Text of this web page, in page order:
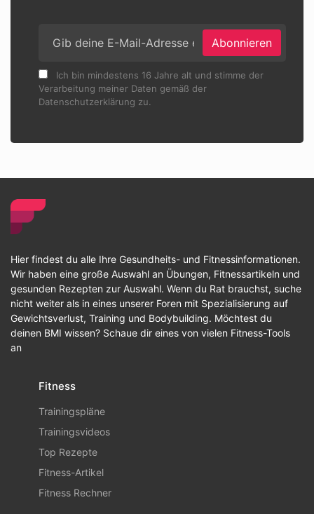
Abonnieren
Ich bin mindestens 16 Jahre alt und stimme der
Verarbeitung meiner Daten gemäß der
Datenschutzerklärung zu.
Hier findest du alle Ihre Gesundheits- und Fitnessinformationen.
Wir haben eine große Auswahl an Übungen, Fitnessartikeln und
gesunden Rezepten zur Auswahl. Wenn du Rat brauchst, suche
nicht weiter als in eines unserer Foren mit Spezialisierung auf
Gewichtsverlust, Training und Bodybuilding. Möchtest du
deinen BMI wissen? Schaue dir eines von vielen Fitness-Tools
an
Fitness
Trainingspläne
Trainingsvideos
Top Rezepte
Fitness-Artikel
Fitness Rechner